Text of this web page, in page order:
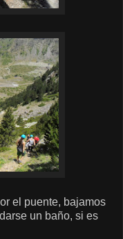
el puente, bajamos
un baño, si es